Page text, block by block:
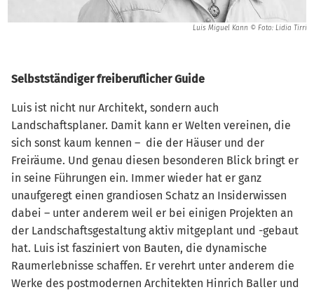
Selbstständiger freiberuflicher Guide
Luis ist nicht nur Architekt, sondern auch
Landschaftsplaner. Damit kann er Welten vereinen, die
sich sonst kaum kennen – die der Häuser und der
Freiräume. Und genau diesen besonderen Blick bringt er
in seine Führungen ein. Immer wieder hat er ganz
unaufgeregt einen grandiosen Schatz an Insiderwissen
dabei – unter anderem weil er bei einigen Projekten an
der Landschaftsgestaltung aktiv mitgeplant und -gebaut
hat. Luis ist fasziniert von Bauten, die dynamische
Raumerlebnisse schaffen. Er verehrt unter anderem die
Werke des postmodernen Architekten Hinrich Baller und
Luis Miguel Kann © Foto: Lidia Tirri